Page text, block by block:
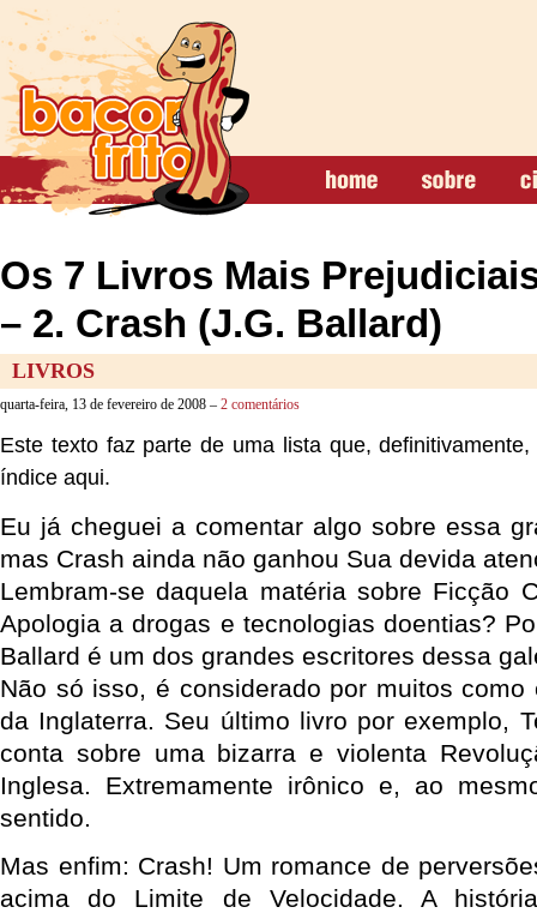
Os 7 Livros Mais
– 2. Crash (J.G. Ballard)
LIVROS
quarta-feira, 13 de fevereiro de 2008 – 2 comentários
Este texto faz parte de uma lista que,
índice aqui.
Eu já cheguei a comentar algo sobre essa
mas Crash ainda não ganhou Sua devida
Lembram-se daquela matéria sobre Ficção
Apologia a drogas e tecnologias doentias?
Ballard é um dos grandes escritores dessa
Não só isso, é considerado por muitos como
da Inglaterra. Seu último livro por exemplo,
conta sobre uma bizarra e violenta
Inglesa. Extremamente irônico e, ao
sentido.
Mas enfim: Crash! Um romance de
acima do Limite de Velocidade. A